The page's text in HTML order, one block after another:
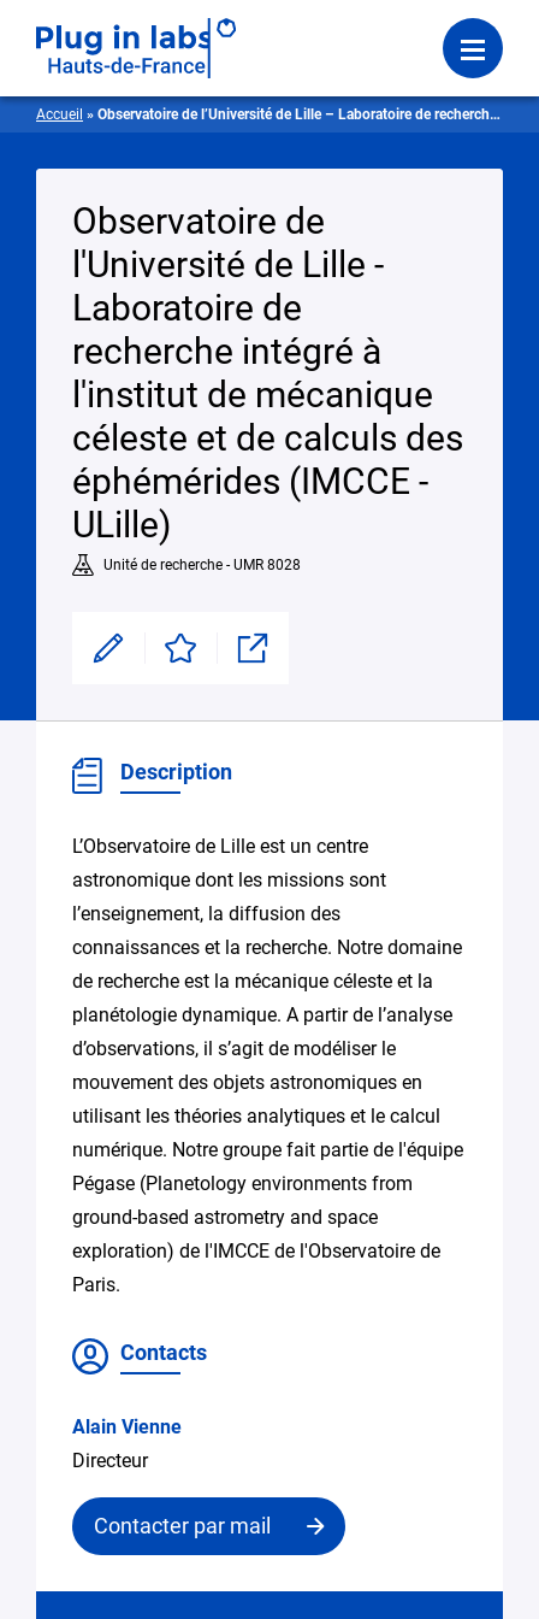
Menu
Accueil » Observatoire de l’Université de Lille – Laboratoire de recherche intégré à l’institut de mécanique céleste et de calculs des éphémérides
Observatoire de
l'Université de Lille -
Laboratoire de
recherche intégré à
l'institut de mécanique
céleste et de calculs des
éphémérides (IMCCE -
ULille)
Unité de recherche - UMR 8028
Modifier Enregistrer Partager
Description
L’Observatoire de Lille est un centre
astronomique dont les missions sont
l’enseignement, la diffusion des
connaissances et la recherche. Notre domaine
de recherche est la mécanique céleste et la
planétologie dynamique. A partir de l’analyse
d’observations, il s’agit de modéliser le
mouvement des objets astronomiques en
utilisant les théories analytiques et le calcul
numérique. Notre groupe fait partie de l'équipe
Pégase (Planetology environments from
ground-based astrometry and space
exploration) de l'IMCCE de l'Observatoire de
Paris.
Contacts
Alain Vienne
Directeur
Contacter par mail